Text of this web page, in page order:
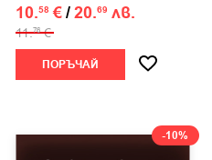
10.58 €/20.69 лв.
11.76 €
ПОРЪЧАЙ
-10%